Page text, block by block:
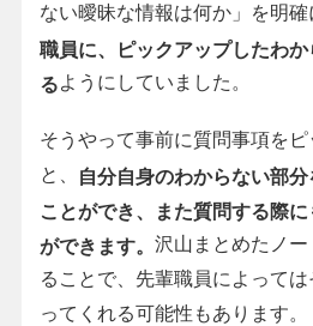
ない曖昧な情報は何か」を明確
職員に、ピックアップしたわ
るようにしていました。
そうやって事前に質問事項をピ
と、
自分自身のわからない部
ことができ、また質問する際
ができます。 沢山まとめたノ
ることで、先輩職員によって
ってくれる可能性もあります。